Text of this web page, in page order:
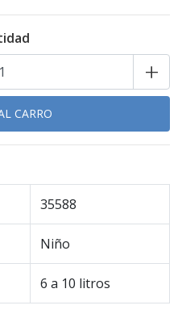
+
35588
Niño
6 a 10 litros